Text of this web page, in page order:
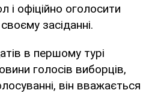
і офіційно оголосити
засіданні.
в першому турі
голосів виборців,
він вважається